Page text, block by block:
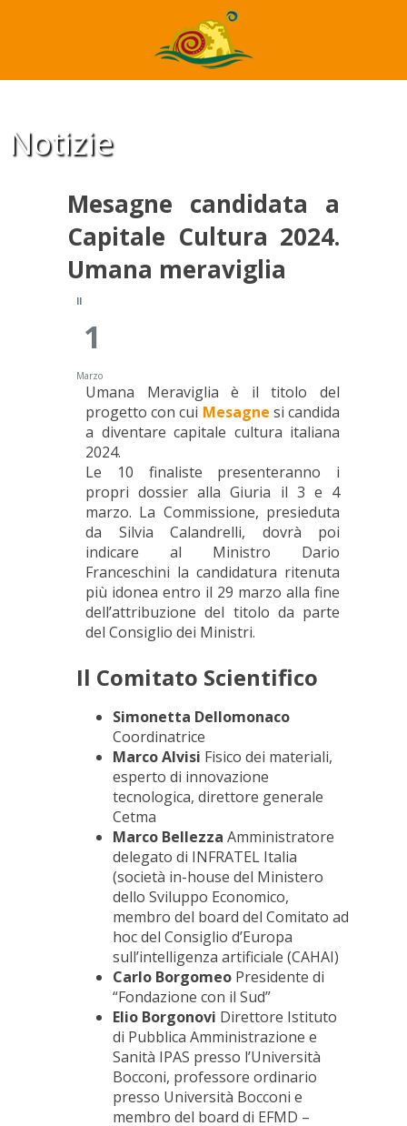
Mesagne candidata a Capitale Cultura 2024. Umana
Notizie
Mesagne candidata a
Capitale Cultura 2024.
Umana meraviglia
Il
1
Marzo
Umana Meraviglia è il titolo del
progetto con cui Mesagne si candida
a diventare capitale cultura italiana
2024.
Le 10 finaliste presenteranno i
propri dossier alla Giuria il 3 e 4
marzo. La Commissione, presieduta
da Silvia Calandrelli, dovrà poi
indicare al Ministro Dario
Franceschini la candidatura ritenuta
più idonea entro il 29 marzo alla fine
dell’attribuzione del titolo da parte
del Consiglio dei Ministri.
Il Comitato Scientifico
Simonetta Dellomonaco
Coordinatrice
Marco Alvisi Fisico dei materiali,
esperto di innovazione
tecnologica, direttore generale
Cetma
Marco Bellezza Amministratore
delegato di INFRATEL Italia
(società in-house del Ministero
dello Sviluppo Economico,
membro del board del Comitato ad
hoc del Consiglio d’Europa
sull’intelligenza artificiale (CAHAI)
Carlo Borgomeo Presidente di
“Fondazione con il Sud”
Elio Borgonovi Direttore Istituto
di Pubblica Amministrazione e
Sanità IPAS presso l’Università
Bocconi, professore ordinario
presso Università Bocconi e
membro del board di EFMD –